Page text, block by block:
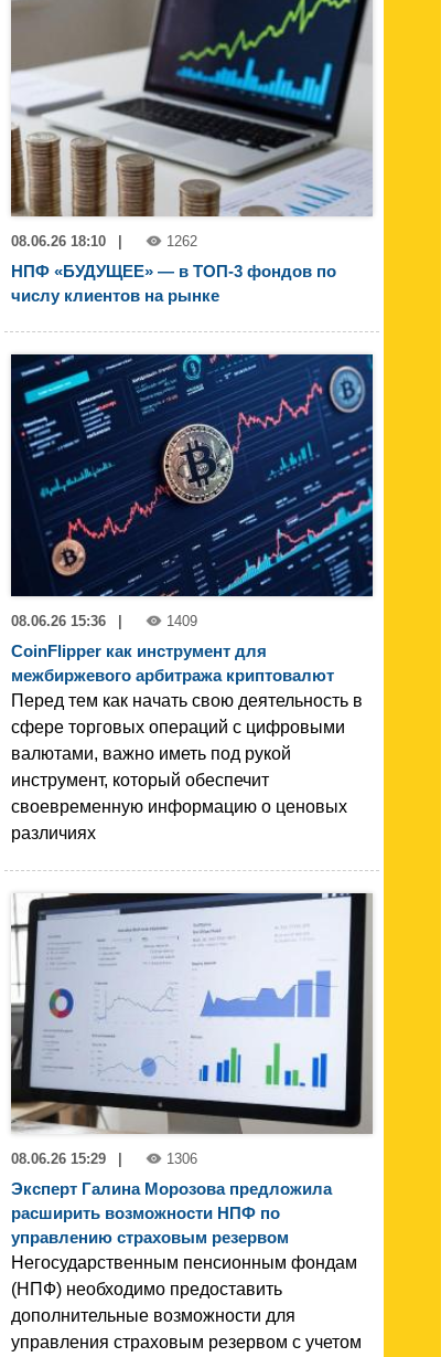
08.06.26 18:10 1262
НПФ «БУДУЩЕЕ» — в ТОП-3 фондов по
числу клиентов на рынке
08.06.26 15:36 1409
CoinFlipper как инструмент для
межбиржевого арбитража криптовалют
Перед тем как начать свою деятельность в
сфере торговых операций с цифровыми
валютами, важно иметь под рукой
инструмент, который обеспечит
своевременную информацию о ценовых
различиях
08.06.26 15:29 1306
Эксперт Галина Морозова предложила
расширить возможности НПФ по
управлению страховым резервом
Негосударственным пенсионным фондам
(НПФ) необходимо предоставить
дополнительные возможности для
управления страховым резервом с учетом